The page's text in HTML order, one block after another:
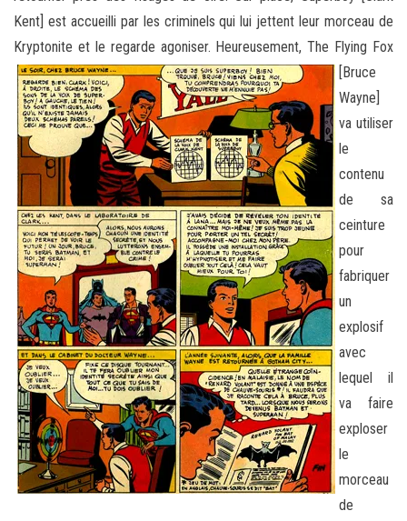
Kent] est accueilli par les criminels qui lui jettent leur morceau de
Kryptonite et le regarde agoniser. Heureusement, The Flying Fox
[Bruce
Wayne]
va utiliser
le
contenu
de sa
ceinture
pour
fabriquer
un
explosif
avec
lequel il
va faire
exploser
le
morceau
de